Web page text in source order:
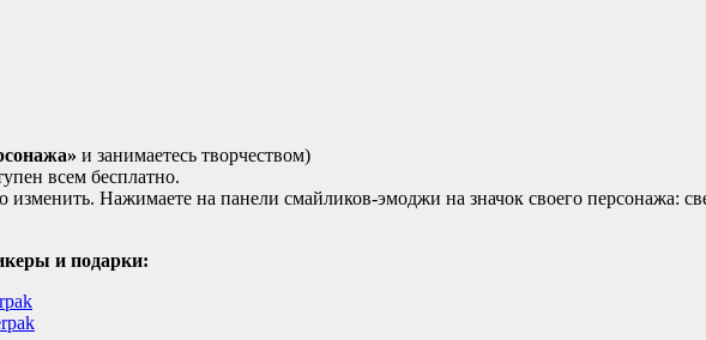
и занимаетесь творчеством)
всем бесплатно.
Нажимаете на панели смайликов-эмоджи на значок своего персонажа:
и подарки: